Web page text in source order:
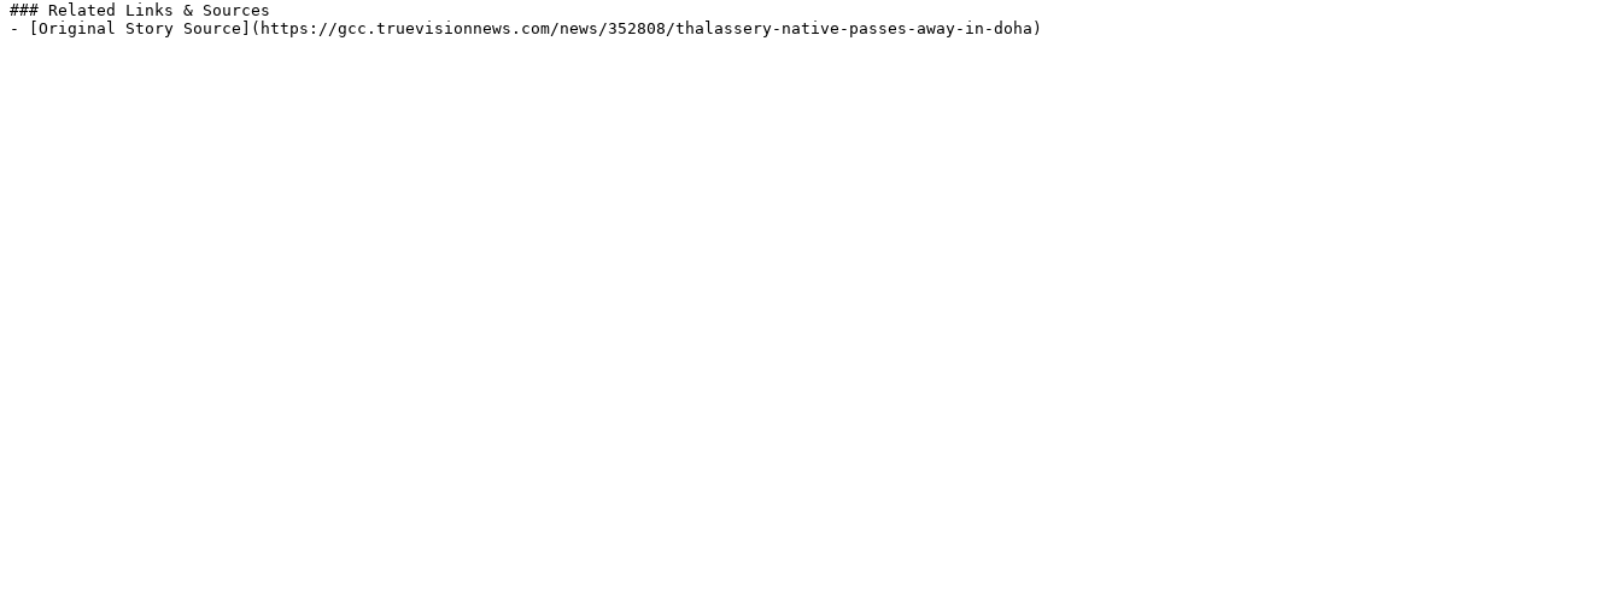
### Related Links & Sources
- [Original Story Source](https://gcc.truevisionnews.com/news/352808/thalassery-native-passes-away-in-doha)